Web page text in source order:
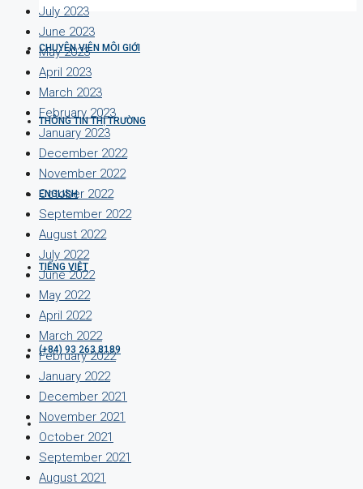
CHUYÊN VIÊN MÔI GIỚI
THÔNG TIN THỊ TRƯỜNG
ENGLISH
TIẾNG VIỆT
(+84) 93 263 8189
July 2023
June 2023
May 2023
April 2023
March 2023
February 2023
January 2023
December 2022
November 2022
October 2022
September 2022
August 2022
July 2022
June 2022
May 2022
April 2022
March 2022
February 2022
January 2022
December 2021
November 2021
October 2021
September 2021
August 2021